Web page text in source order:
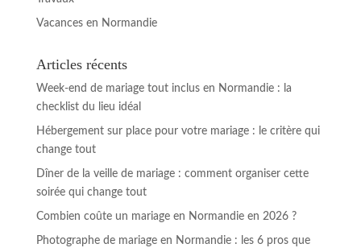
Vacances en Normandie
Articles récents
Week-end de mariage tout inclus en Normandie : la
checklist du lieu idéal
Hébergement sur place pour votre mariage : le critère qui
change tout
Dîner de la veille de mariage : comment organiser cette
soirée qui change tout
Combien coûte un mariage en Normandie en 2026 ?
Photographe de mariage en Normandie : les 6 pros que